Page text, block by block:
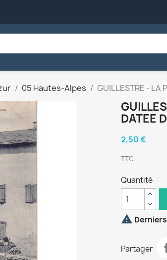
05 Hautes-Alpes GUILLESTRE - LA
DATEE
2,50 €
TTC
Quantité

Partager